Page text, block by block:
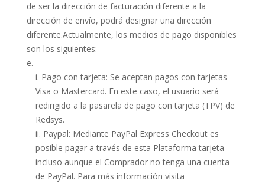
de ser la dirección de facturación diferente a la
dirección de envío, podrá designar una dirección
diferente.Actualmente, los medios de pago disponibles
son los siguientes:
Pago con tarjeta: Se aceptan pagos con tarjetas
Visa o Mastercard. En este caso, el usuario será
redirigido a la pasarela de pago con tarjeta (TPV) de
Redsys.
Paypal: Mediante PayPal Express Checkout es
posible pagar a través de esta Plataforma tarjeta
incluso aunque el Comprador no tenga una cuenta
de PayPal. Para más información visita